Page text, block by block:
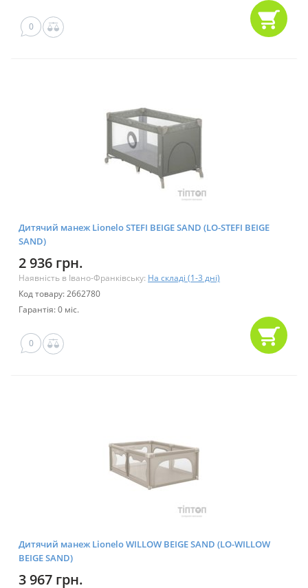
0
Дитячий манеж Lionelo STEFI BEIGE SAND (LO-STEFI BEIGE
SAND)
2 936 грн.
Наявність в Івано-Франківську: На складі (1-3 дні)
Код товару: 2662780
Гарантія: 0 міс.
0
Дитячий манеж Lionelo WILLOW BEIGE SAND (LO-WILLOW
BEIGE SAND)
3 967 грн.